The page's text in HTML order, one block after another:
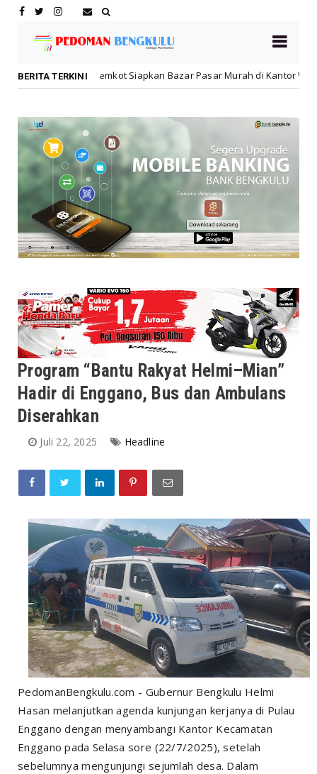
BERITA TERKINI
Siapkan Bazar Pasar Murah di Kantor Walikota Jelang HUT ke-81
Program “Bantu Rakyat Helmi–Mian”
Hadir di Enggano, Bus dan Ambulans
Diserahkan
Juli 22, 2025 Headline
PedomanBengkulu.com - Gubernur Bengkulu Helmi
Hasan melanjutkan agenda kunjungan kerjanya di Pulau
Enggano dengan menyambangi Kantor Kecamatan
Enggano pada Selasa sore (22/7/2025), setelah
sebelumnya mengunjungi sejumlah desa. Dalam